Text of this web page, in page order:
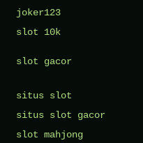
joker123
slot 10k
slot gacor
situs slot
situs slot gacor
slot mahjong